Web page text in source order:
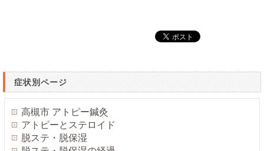
症状別ページ
高槻市 アトピー鍼灸
アトピーとステロイド
脱ステ・脱保湿